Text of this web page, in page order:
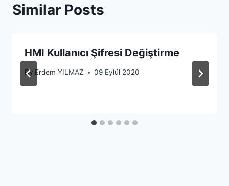
Similar Posts
HMI Kullanıcı Şifresi Değiştirme
By Erdem YILMAZ 09 Eylül 2020